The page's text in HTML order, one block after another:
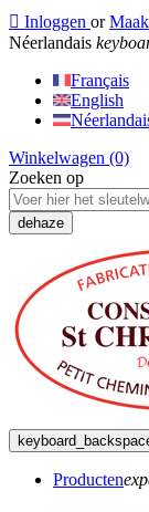
 Inloggen or
Néerlandais
Français
English
Winkelwagen (0)
Zoeken op
dehaze
Producten